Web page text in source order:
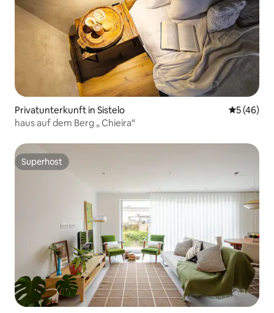
Privatunterkunft in Sistelo
5 (46)
haus auf dem Berg „ Chieira“
Superhost
Superhost